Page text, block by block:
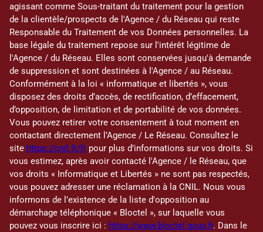
agissant comme Sous-traitant du traitement pour la gestion
de la clientèle/prospects de l'Agence / du Réseau qui reste
Responsable du Traitement de vos Données personnelles. La
base légale du traitement repose sur l'intérêt légitime de
l'Agence / du Réseau. Elles sont conservées jusqu'à demande
de suppression et sont destinées à l'Agence / au Réseau.
Conformément à la loi « informatique et libertés », vous
disposez des droits d’accès, de rectification, d’effacement,
d’opposition, de limitation et de portabilité de vos données.
Vous pouvez retirer votre consentement à tout moment en
contactant directement l’Agence / Le Réseau. Consultez le
site https://cnil.fr/fr pour plus d’informations sur vos droits. Si
vous estimez, après avoir contacté l'Agence / le Réseau, que
vos droits « Informatique et Libertés » ne sont pas respectés,
vous pouvez adresser une réclamation à la CNIL. Nous vous
informons de l’existence de la liste d'opposition au
démarchage téléphonique « Bloctel », sur laquelle vous
pouvez vous inscrire ici : https://www.bloctel.gouv.fr. Dans le